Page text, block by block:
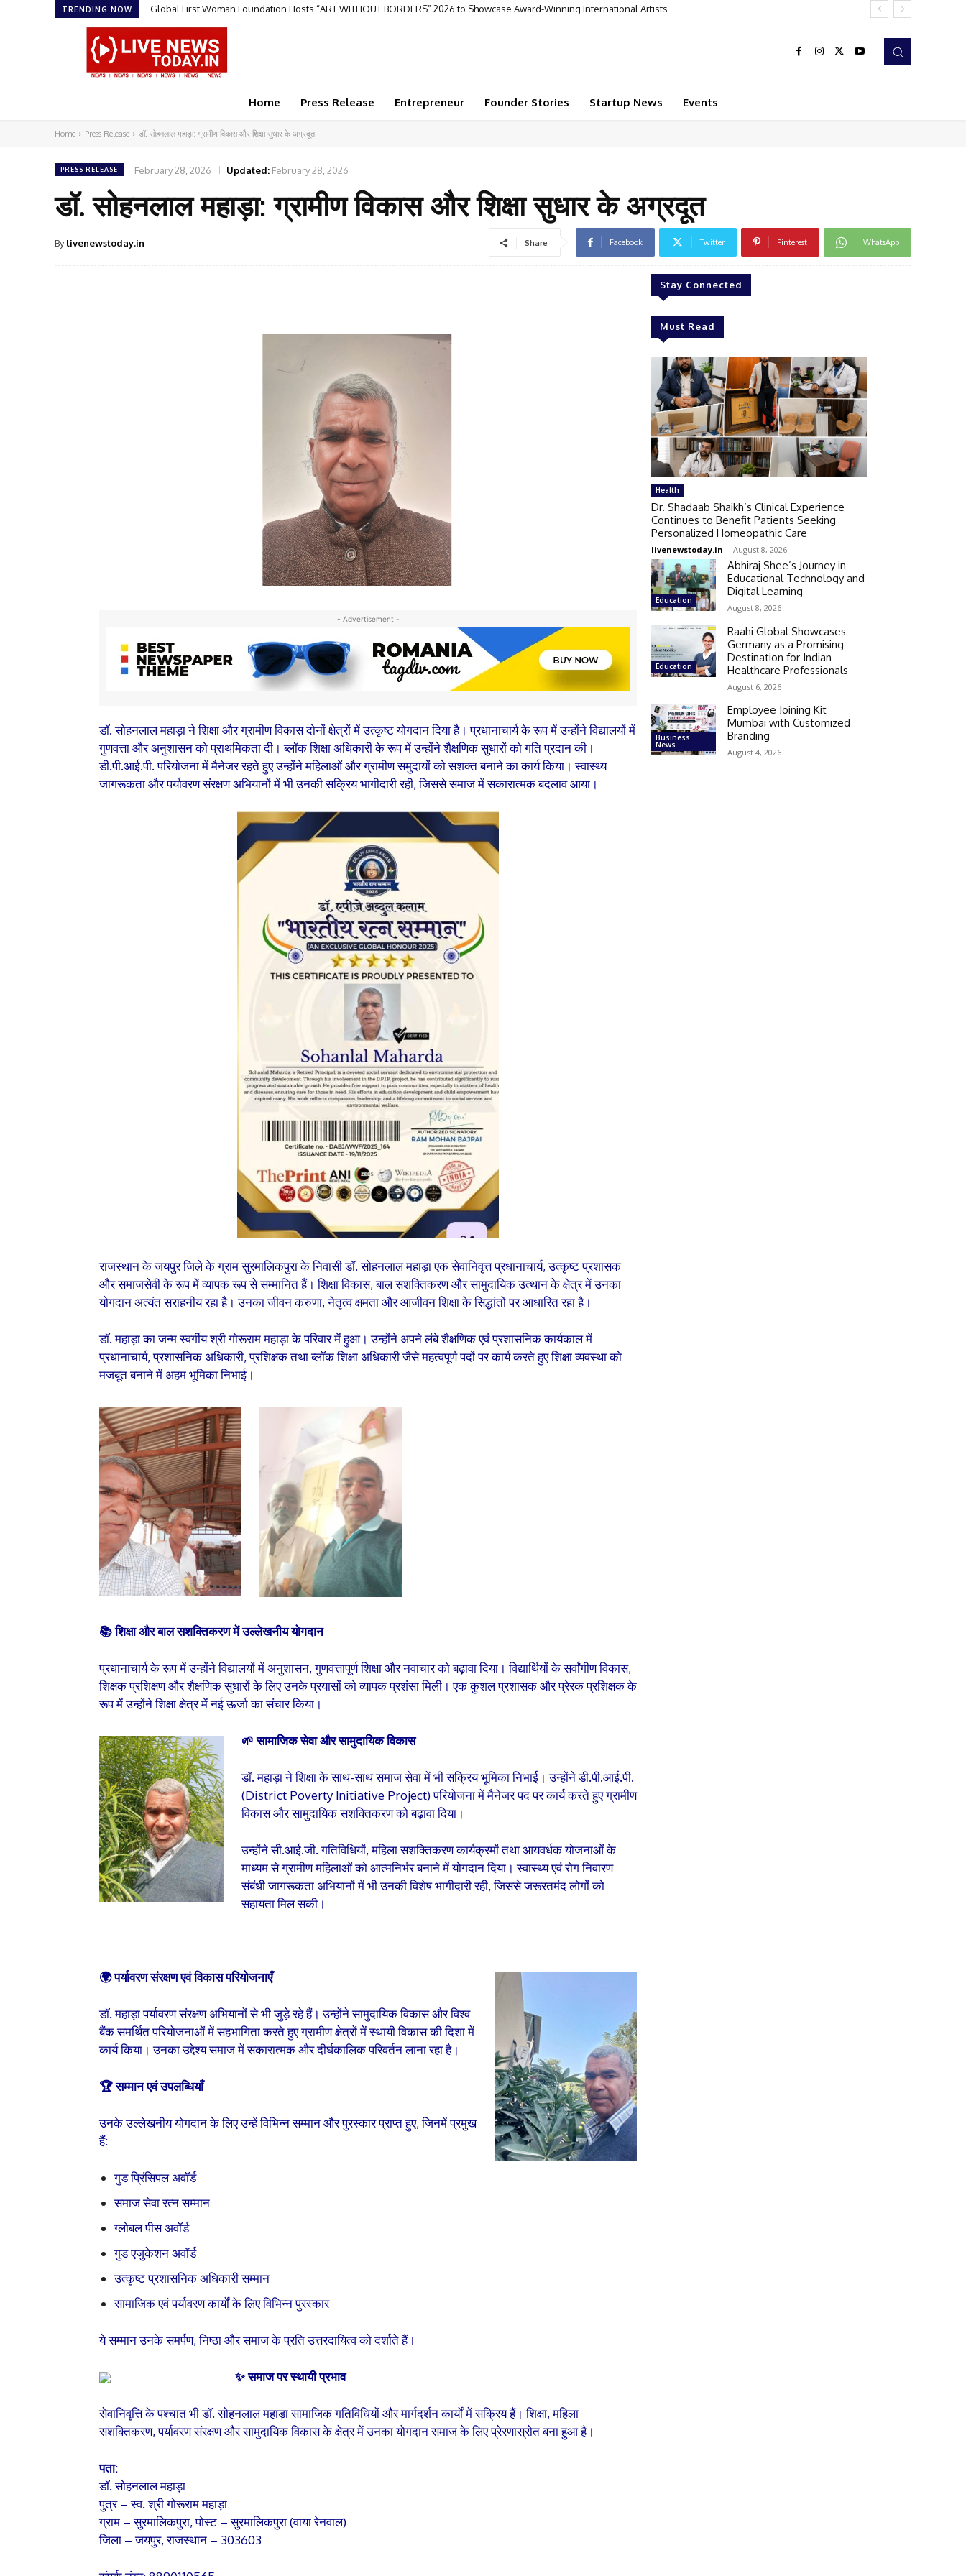
TRENDING NOW Dr. Shadaab Shaikh’s Clinical Experience Continues to Benefit Patients Seeking Personalized Homeopathic Care
Global First Woman Foundation Hosts “ART WITHOUT BORDERS” 2026 to Showcase Award-Winning International Artists
Home Press Release Entrepreneur Founder Stories Startup News Events
Home Press Release डॉ. सोहनलाल महाड़ा: ग्रामीण विकास और शिक्षा सुधार के अग्रदूत
PRESS RELEASE February 28, 2026 Updated: February 28, 2026
डॉ. सोहनलाल महाड़ा: ग्रामीण विकास और शिक्षा सुधार के अग्रदूत
By livenewstoday.in Share Facebook Twitter Pinterest WhatsApp
- Advertisement -
डॉ. सोहनलाल महाड़ा ने शिक्षा और ग्रामीण विकास दोनों क्षेत्रों में उत्कृष्ट योगदान दिया है। प्रधानाचार्य के रूप में उन्होंने विद्यालयों में
गुणवत्ता और अनुशासन को प्राथमिकता दी। ब्लॉक शिक्षा अधिकारी के रूप में उन्होंने शैक्षणिक सुधारों को गति प्रदान की।
डी.पी.आई.पी. परियोजना में मैनेजर रहते हुए उन्होंने महिलाओं और ग्रामीण समुदायों को सशक्त बनाने का कार्य किया। स्वास्थ्य
जागरूकता और पर्यावरण संरक्षण अभियानों में भी उनकी सक्रिय भागीदारी रही, जिससे समाज में सकारात्मक बदलाव आया।
राजस्थान के जयपुर जिले के ग्राम सुरमालिकपुरा के निवासी डॉ. सोहनलाल महाड़ा एक सेवानिवृत्त प्रधानाचार्य, उत्कृष्ट प्रशासक
और समाजसेवी के रूप में व्यापक रूप से सम्मानित हैं। शिक्षा विकास, बाल सशक्तिकरण और सामुदायिक उत्थान के क्षेत्र में उनका
योगदान अत्यंत सराहनीय रहा है। उनका जीवन करुणा, नेतृत्व क्षमता और आजीवन शिक्षा के सिद्धांतों पर आधारित रहा है।
डॉ. महाड़ा का जन्म स्वर्गीय श्री गोरूराम महाड़ा के परिवार में हुआ। उन्होंने अपने लंबे शैक्षणिक एवं प्रशासनिक कार्यकाल में
प्रधानाचार्य, प्रशासनिक अधिकारी, प्रशिक्षक तथा ब्लॉक शिक्षा अधिकारी जैसे महत्वपूर्ण पदों पर कार्य करते हुए शिक्षा व्यवस्था को
मजबूत बनाने में अहम भूमिका निभाई।
📚 शिक्षा और बाल सशक्तिकरण में उल्लेखनीय योगदान
प्रधानाचार्य के रूप में उन्होंने विद्यालयों में अनुशासन, गुणवत्तापूर्ण शिक्षा और नवाचार को बढ़ावा दिया। विद्यार्थियों के सर्वांगीण विकास,
शिक्षक प्रशिक्षण और शैक्षणिक सुधारों के लिए उनके प्रयासों को व्यापक प्रशंसा मिली। एक कुशल प्रशासक और प्रेरक प्रशिक्षक के
रूप में उन्होंने शिक्षा क्षेत्र में नई ऊर्जा का संचार किया।
🌱 सामाजिक सेवा और सामुदायिक विकास
डॉ. महाड़ा ने शिक्षा के साथ-साथ समाज सेवा में भी सक्रिय भूमिका निभाई। उन्होंने डी.पी.आई.पी.
(District Poverty Initiative Project) परियोजना में मैनेजर पद पर कार्य करते हुए ग्रामीण
विकास और सामुदायिक सशक्तिकरण को बढ़ावा दिया।
उन्होंने सी.आई.जी. गतिविधियों, महिला सशक्तिकरण कार्यक्रमों तथा आयवर्धक योजनाओं के
माध्यम से ग्रामीण महिलाओं को आत्मनिर्भर बनाने में योगदान दिया। स्वास्थ्य एवं रोग निवारण
संबंधी जागरूकता अभियानों में भी उनकी विशेष भागीदारी रही, जिससे जरूरतमंद लोगों को
सहायता मिल सकी।
🌍 पर्यावरण संरक्षण एवं विकास परियोजनाएँ
डॉ. महाड़ा पर्यावरण संरक्षण अभियानों से भी जुड़े रहे हैं। उन्होंने सामुदायिक विकास और विश्व
बैंक समर्थित परियोजनाओं में सहभागिता करते हुए ग्रामीण क्षेत्रों में स्थायी विकास की दिशा में
कार्य किया। उनका उद्देश्य समाज में सकारात्मक और दीर्घकालिक परिवर्तन लाना रहा है।
🏆 सम्मान एवं उपलब्धियाँ
उनके उल्लेखनीय योगदान के लिए उन्हें विभिन्न सम्मान और पुरस्कार प्राप्त हुए, जिनमें प्रमुख
हैं:
गुड प्रिंसिपल अवॉर्ड
समाज सेवा रत्न सम्मान
ग्लोबल पीस अवॉर्ड
गुड एजुकेशन अवॉर्ड
उत्कृष्ट प्रशासनिक अधिकारी सम्मान
सामाजिक एवं पर्यावरण कार्यों के लिए विभिन्न पुरस्कार
ये सम्मान उनके समर्पण, निष्ठा और समाज के प्रति उत्तरदायित्व को दर्शाते हैं।
✨ समाज पर स्थायी प्रभाव
सेवानिवृत्ति के पश्चात भी डॉ. सोहनलाल महाड़ा सामाजिक गतिविधियों और मार्गदर्शन कार्यों में सक्रिय हैं। शिक्षा, महिला
सशक्तिकरण, पर्यावरण संरक्षण और सामुदायिक विकास के क्षेत्र में उनका योगदान समाज के लिए प्रेरणास्रोत बना हुआ है।
पता:
डॉ. सोहनलाल महाड़ा
पुत्र – स्व. श्री गोरूराम महाड़ा
ग्राम – सुरमालिकपुरा, पोस्ट – सुरमालिकपुरा (वाया रेनवाल)
जिला – जयपुर, राजस्थान – 303603
Stay Connected
Must Read
Health
Dr. Shadaab Shaikh’s Clinical Experience
Continues to Benefit Patients Seeking
Personalized Homeopathic Care
livenewstoday.in - August 8, 2026
Education
Abhiraj Shee’s Journey in
Educational Technology and
Digital Learning
August 8, 2026
Education
Raahi Global Showcases
Germany as a Promising
Destination for Indian
Healthcare Professionals
August 6, 2026
Business
News
Employee Joining Kit
Mumbai with Customized
Branding
August 4, 2026